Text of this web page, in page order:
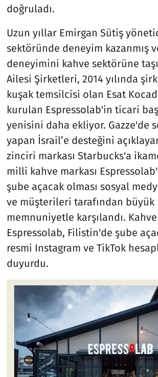
doğruladı.
Uzun yıllar Emirgan Sütiş
sektöründe deneyim kazanmış
deneyimini kahve sektörüne
Ailesi Şirketleri, 2014 yılında
kuşak temsilcisi olan Esat
kurulan Espressolab'in ticari
yenisini daha ekliyor. Gazze'de
yapan İsrail’e desteğini
zinciri markası Starbucks'a
milli kahve markası
şube açacak olması sosyal
ve müşterileri tarafından büyük
memnuniyetle karşılandı.
Espressolab, Filistin'de şube
resmi Instagram ve TikTok
duyurdu.